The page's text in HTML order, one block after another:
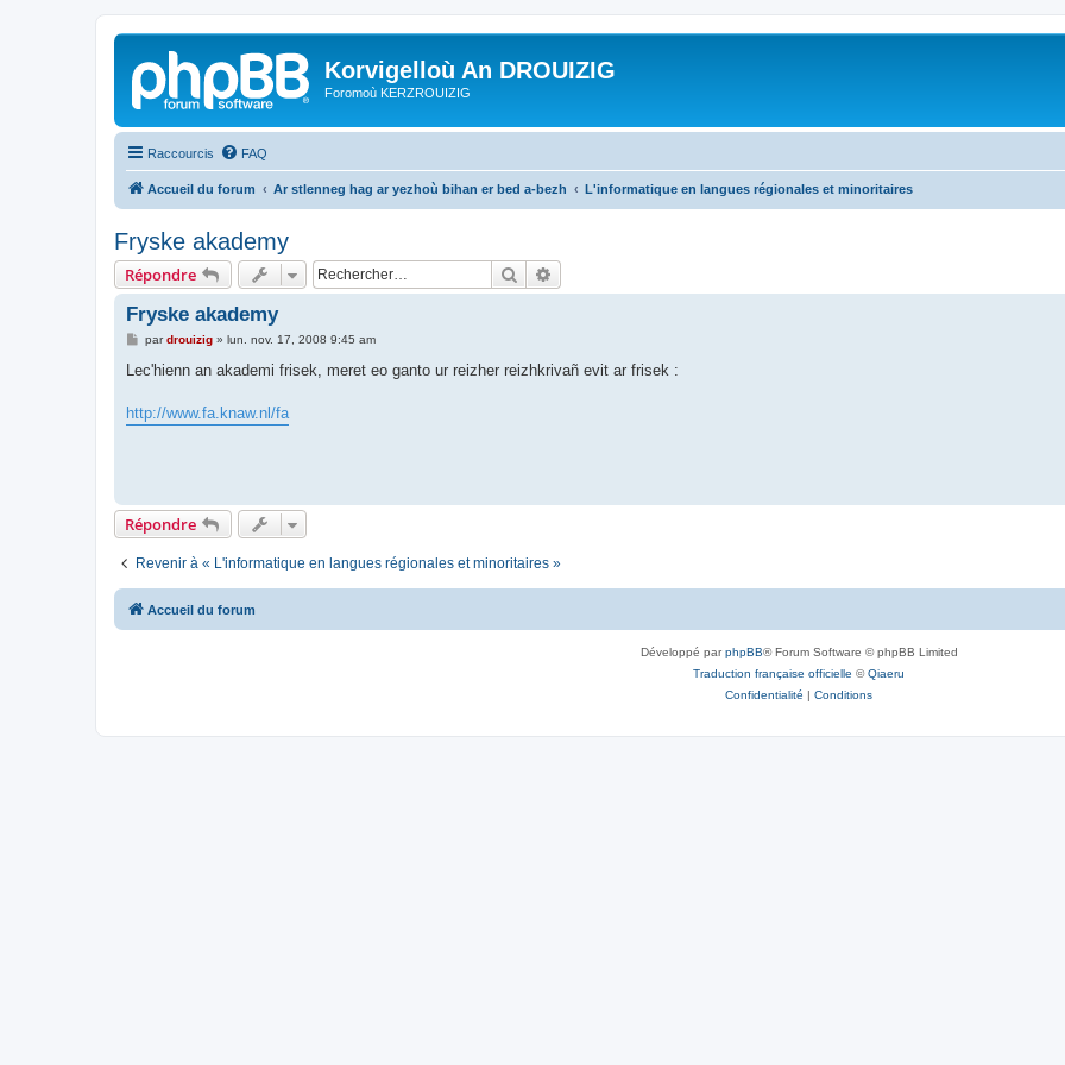
Korvigelloù An DROUIZIG
Foromoù KERZROUIZIG
Raccourcis FAQ
Accueil du forum Ar stlenneg hag ar yezhoù bihan er bed a-bezh L'informatique en langues régionales et minoritaires
Fryske akademy
Répondre Rechercher
Fryske akademy
M
s
g
e
pardrouizig» lun. nov. 17, 2008 9:45 am
Lec'hienn an akademi frisek, meret eo ganto ur reizher reizhkrivañ evit ar frisek :
http://www.fa.knaw.nl/fa
Répondre
Revenir à « L'informatique en langues régionales et minoritaires »
Accueil du forum
Développé parphpBB® Forum Software © phpBB Limited
Traduction française officielle ©Qiaeru
Confidentialité | Conditions